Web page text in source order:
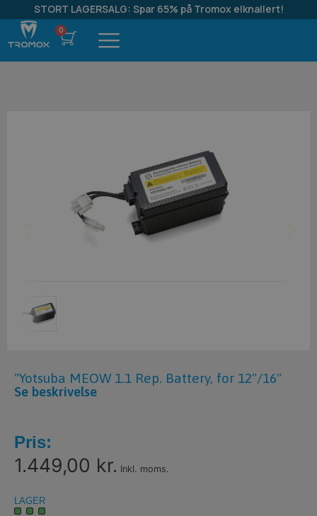
STORT LAGERSALG: Spar 65% på Tromox elknallert!
"Yotsuba MEOW 1.1 Rep. Battery, for 12"/16"
Se beskrivelse
Pris:
1.449,00 kr. Inkl. moms.
LAGER